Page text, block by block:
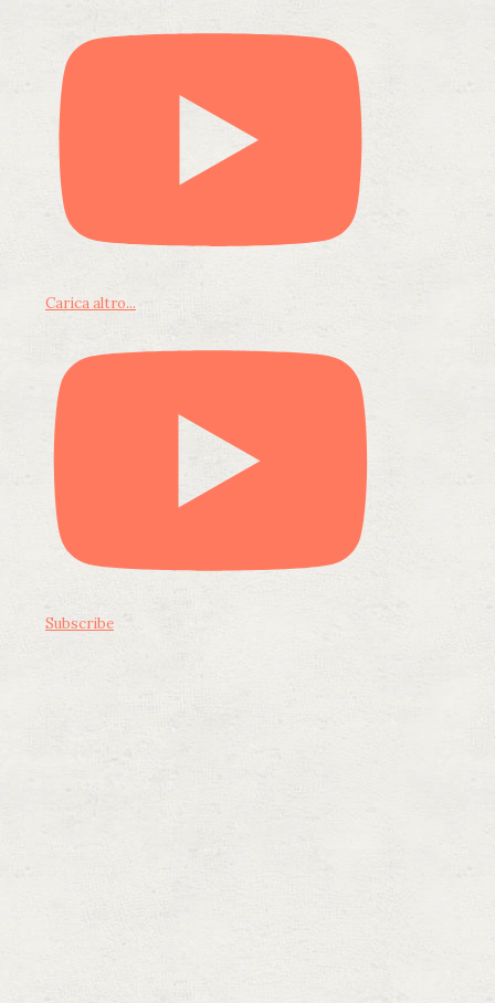
Carica altro...
Subscribe